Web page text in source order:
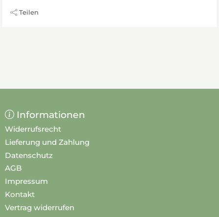
Teilen
Informationen
Widerrufsrecht
Lieferung und Zahlung
Datenschutz
AGB
Impressum
Kontakt
Vertrag widerrufen